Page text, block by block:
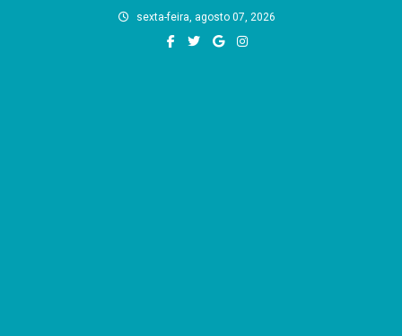
sexta-feira, agosto 07, 2026